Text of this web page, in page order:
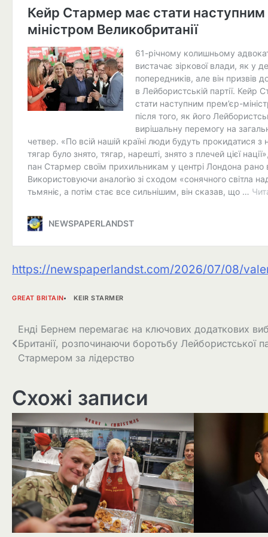
https://newspaperlandst.com/2026/07/08/
GREAT BRITAIN KEIR STARMER
Навігація
записів
Енді Бернем перемагає на ключових додаткових
Британії, розпочинаючи боротьбу Лейбористської
Стармером за лідерство
Схожі записи